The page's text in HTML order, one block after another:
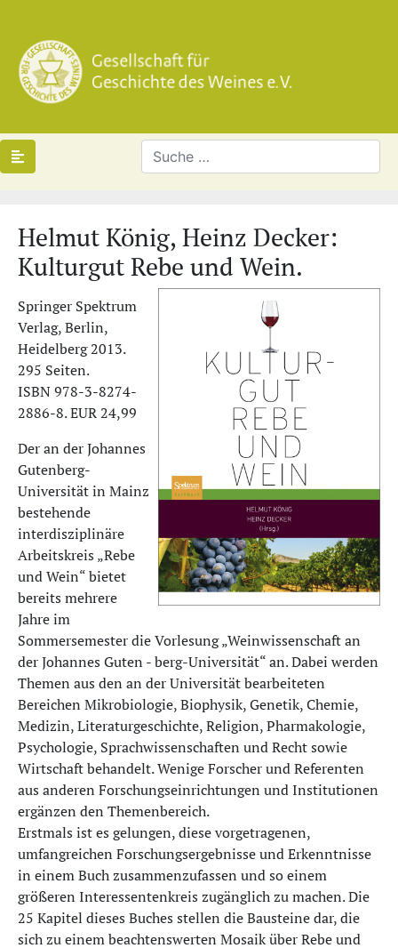
Helmut König, Heinz Decker:
Kulturgut Rebe und Wein.
Springer Spektrum
Verlag, Berlin,
Heidelberg 2013.
295 Seiten.
ISBN 978-3-8274-
2886-8. EUR 24,99
Der an der Johannes
Gutenberg-
Universität in Mainz
bestehende
interdisziplinäre
Arbeitskreis „Rebe
und Wein“ bietet
bereits mehrere
Jahre im
Sommersemester die Vorlesung „Weinwissenschaft an
der Johannes Guten - berg-Universität“ an. Dabei werden
Themen aus den an der Universität bearbeiteten
Bereichen Mikrobiologie, Biophysik, Genetik, Chemie,
Medizin, Literaturgeschichte, Religion, Pharmakologie,
Psychologie, Sprachwissenschaften und Recht sowie
Wirtschaft behandelt. Wenige Forscher und Referenten
aus anderen Forschungseinrichtungen und Institutionen
ergänzen den Themenbereich.
Erstmals ist es gelungen, diese vorgetragenen,
umfangreichen Forschungsergebnisse und Erkenntnisse
in einem Buch zusammenzufassen und so einem
größeren Interessentenkreis zugänglich zu machen. Die
25 Kapitel dieses Buches stellen die Bausteine dar, die
sich zu einem beachtenswerten Mosaik über Rebe und